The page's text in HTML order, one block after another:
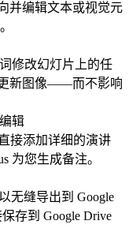
并编辑文本或视觉元
修改幻灯片上的任
新图像——而不影响
接添加详细的演讲
为您生成备注。
无缝导出到 Google
存到 Google Drive